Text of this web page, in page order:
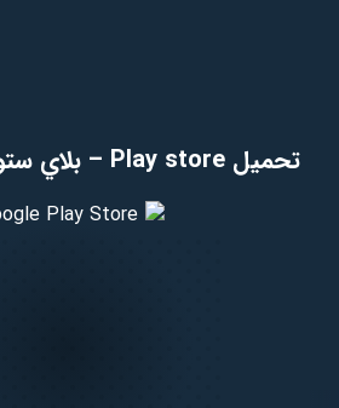
تحميل Play store – بلاي ستور مجانا للأندرويد